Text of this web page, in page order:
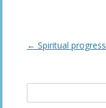
Post
← Spiritual progress
for: